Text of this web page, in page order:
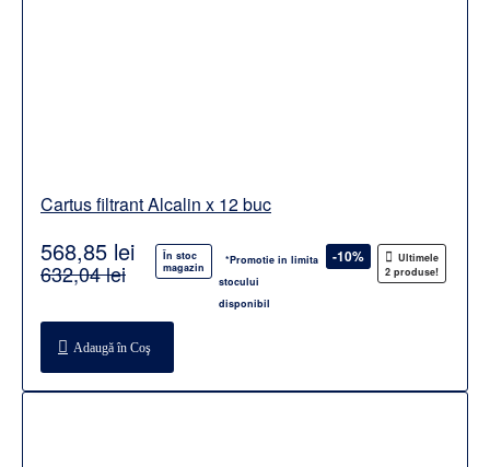
Cartus filtrant Alcalin x 12 buc
Ultimele
2 produse!
În stoc
magazin
*Promotie in limita
stocului
disponibil
-10%
568,85 lei
632,04 lei
Adaugă în Coş